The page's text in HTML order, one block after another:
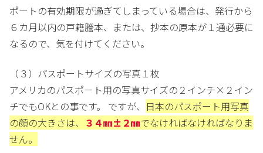
ポートの有効期限が過ぎてしまっている場合は、発行から
６カ月以内の戸籍謄本、または、抄本の原本が１通必要に
なるので、気を付けてください。
（３）パスポートサイズの写真１枚
アメリカのパスポート用の写真サイズの２インチ×２イン
チでもOKとの事です。 ですが、
日本のパスポート用写真
の顔の大きさは、
３４㎜±２㎜でなければなければなりま
せん。